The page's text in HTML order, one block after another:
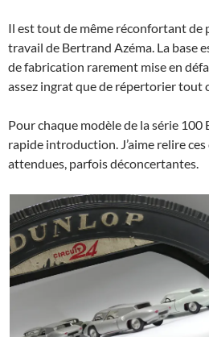
Il est tout de même réconfortant de
travail de Bertrand Azéma. La base
de fabrication rarement mise en
assez ingrat que de répertorier tout
Pour chaque modèle de la série
rapide introduction. J’aime relire
attendues, parfois déconcertantes.